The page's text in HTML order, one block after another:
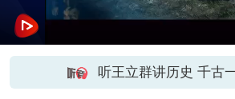
听王立群讲历史 千古